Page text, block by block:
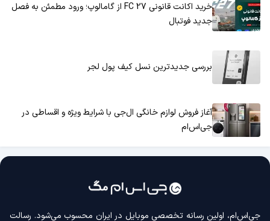
خرید اکانت قانونی FC 27 از گامالوپ؛ ورود مطمئن به فصل
جدید فوتبال
بررسی جدیدترین نسل کیف پول لجر
آغاز فروش لوازم خانگی ال‌جی با شرایط ویژه و اقساطی در
جی‌اس‌ام
جی‌اس‌ام، اولین رسانه‌ تخصصی موبایل در ایران محسوب می‌شود. رسالت